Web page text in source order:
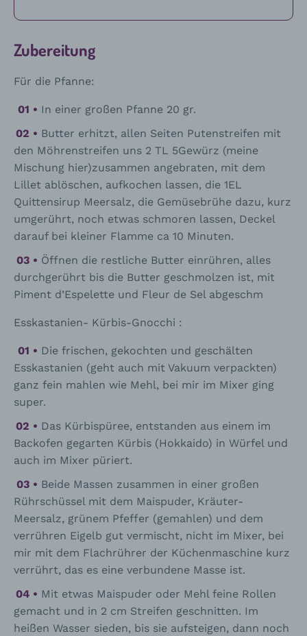
Zubereitung
Für die Pfanne:
In einer großen Pfanne 20 gr.
Butter erhitzt, allen Seiten Putenstreifen mit
den Möhrenstreifen uns 2 TL 5Gewürz (meine
Mischung hier)zusammen angebraten, mit dem
Lillet ablöschen, aufkochen lassen, die 1EL
Quittensirup Meersalz, die Gemüsebrühe dazu, kurz
umgerührt, noch etwas schmoren lassen, Deckel
darauf bei kleiner Flamme ca 10 Minuten.
Öffnen die restliche Butter einrühren, alles
durchgerührt bis die Butter geschmolzen ist, mit
Piment d’Espelette und Fleur de Sel abgeschm
Esskastanien- Kürbis-Gnocchi :
Die frischen, gekochten und geschälten
Esskastanien (geht auch mit Vakuum verpackten)
ganz fein mahlen wie Mehl, bei mir im Mixer ging
super.
Das Kürbispüree, entstanden aus einem im
Backofen gegarten Kürbis (Hokkaido) in Würfel und
auch im Mixer püriert.
Beide Massen zusammen in einer großen
Rührschüssel mit dem Maispuder, Kräuter-
Meersalz, grünem Pfeffer (gemahlen) und dem
verrühren Eigelb gut vermischt, nicht im Mixer, bei
mir mit dem Flachrührer der Küchenmaschine kurz
verrührt, das es eine verbundene Masse ist.
Mit etwas Maispuder oder Mehl feine Rollen
gemacht und in 2 cm Streifen geschnitten. Im
heißen Wasser sieden, bis sie aufsteigen, dann noch